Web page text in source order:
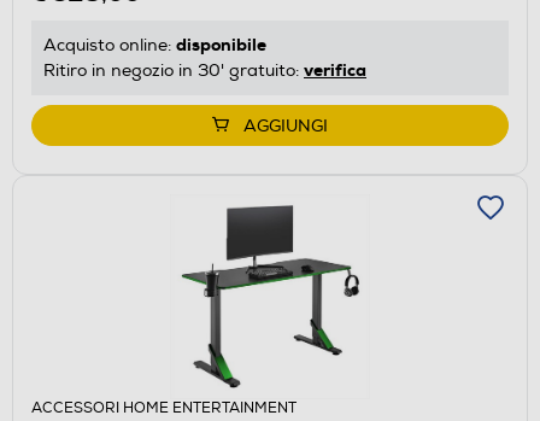
Acquisto online: disponibile
Ritiro in negozio in 30' gratuito: verifica
AGGIUNGI
ACCESSORI HOME ENTERTAINMENT